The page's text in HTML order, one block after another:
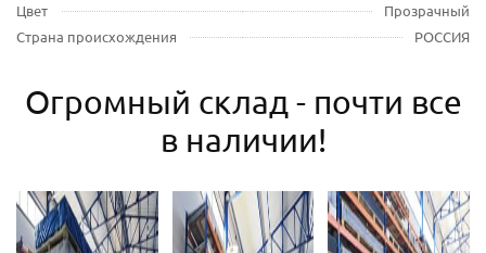
Цвет
Прозрачный
Страна происхождения
РОССИЯ
Огромный склад - почти все
в наличии!